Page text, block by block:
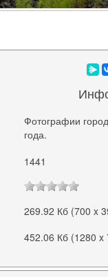
Фотографии
года.
1441
269.92 Кб (700 x
452.06 Кб (1280 x